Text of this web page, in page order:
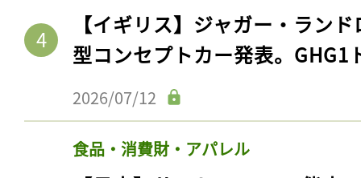
【イギリス】ジャガー・ラン
型コンセプトカー発表。GHG1
2026/07/12
食品・消費財・アパレル